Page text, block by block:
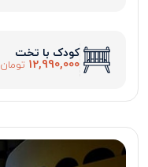
کودک با تخت
12,990,000 تومان